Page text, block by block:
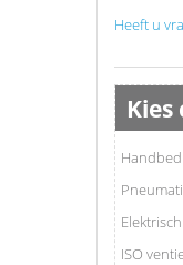
Heeft u
ISO